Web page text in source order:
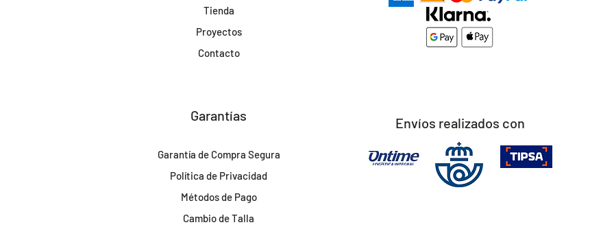
Tienda
Proyectos
Contacto
Garantías
Garantía de Compra Segura
Política de Privacidad
Métodos de Pago
Cambio de Talla
Envíos realizados con